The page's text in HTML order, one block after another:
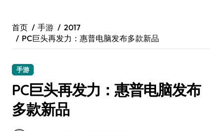
首页 手游
2017
PC巨头再发力：惠普电脑发布多款新品
手游
PC巨头再发力：惠普电脑发布
多款新品